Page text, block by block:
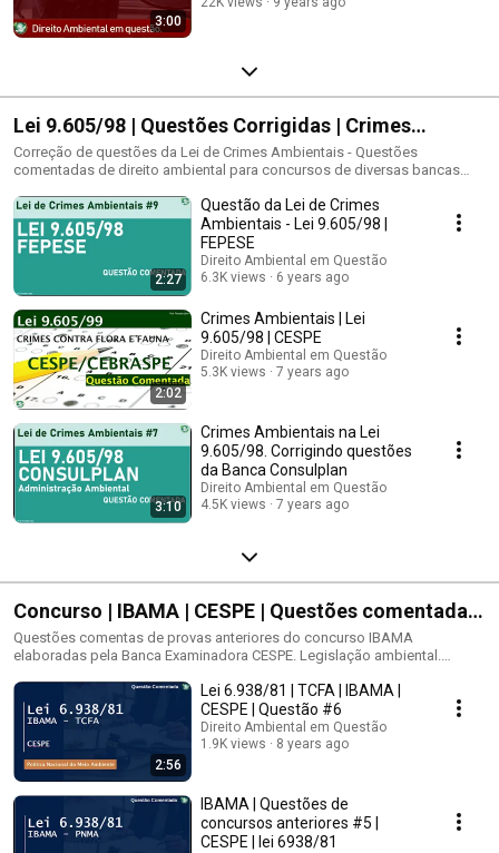
3:00
Lei 9.605/98 | Questões Corrigidas | Crimes
Ambientais |
Correção de questões da Lei de Crimes Ambientais - Questões
comentadas de direito ambiental para concursos de diversas bancas
ordem) relacionadas com a Lei 9605/98 - Lei de crimes ambientais. Lei nº
9.605/1998 e suas alterações (aspectos penais e processuais penais).
Lei 9.605/98 - Lei nº 9.605/1998 e alterações e Decreto nº 6.514/2008 (Lei
dos Crimes Ambientais). Lei Federal nº. 9.605/98 - Lei de Crimes contra o
Meio Ambiente Lei Federal n° 9.605/1998 e Decreto Federal no
6.514/2008 (regulamenta a Lei Federal no 9.605/1998) e suas respectivas
alterações. Lei Federal N.º 9.605/1998 – Lei de Crimes Ambientais –
Dispõe sobre as sanções penais e administrativas derivadas de
condutas e atividades lesivas ao meio ambiente, e dá outras
providências. Lei no 9.605, de 12 de fevereiro de 1998; Lei Federal nº.
9.605/98 - Lei de Crimes contra o Meio Ambiente, Portaria nº. 1.522 de 19
de dezembro de 1989. Fauna Brasileira Ameaçada de Extinção etc.). - Lei
atividades lesivas ao meio ambiente); - 10.1 Lei nº 9.605/1998 e
alterações e Decreto nº 6.514/2008 (Lei dos Crimes Ambientais). - 1.4. Lei
de Crimes Ambientais: Lei Federal Nº 9.605/1998 e suas alterações (se
houver). Lei dos Crimes Ambientais: Lei nº 9.605/98.
2:27
Questão da Lei de Crimes
Ambientais - Lei 9.605/98 |
FEPESE
Direito Ambiental em Questão
6.3K views
6 years ago
2:02
Crimes Ambientais | Lei
9.605/98 | CESPE
Direito Ambiental em Questão
5.3K views
7 years ago
3:10
Crimes Ambientais na Lei
9.605/98. Corrigindo questões
da Banca Consulplan
Direito Ambiental em Questão
4.5K views
7 years ago
Concurso | IBAMA | CESPE | Questões comentadas
|
Questões comentas de provas anteriores do concurso IBAMA
elaboradas pela Banca Examinadora CESPE. Legislação ambiental.
Administrativo, Técnico Administrativo e outros cargos do IBAMA.
2:56
Lei 6.938/81 | TCFA | IBAMA |
CESPE | Questão #6
Direito Ambiental em Questão
1.9K views
8 years ago
IBAMA | Questões de
concursos anteriores #5 |
CESPE | lei 6938/81